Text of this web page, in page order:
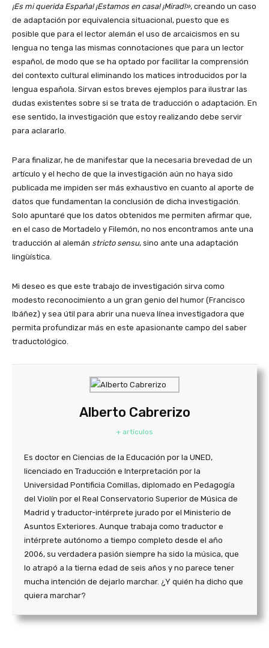
¡Es mi querida España! ¡Estamos en casa! ¡Mirad!», creando un caso
de adaptación por equivalencia situacional, puesto que es
posible que para el lector alemán el uso de arcaicismos en su
lengua no tenga las mismas connotaciones que para un lector
español, de modo que se ha optado por facilitar la comprensión
del contexto cultural eliminando los matices introducidos por la
lengua española. Sirvan estos breves ejemplos para ilustrar las
dudas existentes sobre si se trata de traducción o adaptación. En
ese sentido, la investigación que estoy realizando debe servir
para aclararlo.
Para finalizar, he de manifestar que la necesaria brevedad de un
artículo y el hecho de que la investigación aún no haya sido
publicada me impiden ser más exhaustivo en cuanto al aporte de
datos que fundamentan la conclusión de dicha investigación.
Solo apuntaré que los datos obtenidos me permiten afirmar que,
en el caso de Mortadelo y Filemón, no nos encontramos ante una
traducción al alemán stricto sensu, sino ante una adaptación
lingüística.
Mi deseo es que este trabajo de investigación sirva como
modesto reconocimiento a un gran genio del humor (Francisco
Ibáñez) y sea útil para abrir una nueva línea investigadora que
permita profundizar más en este apasionante campo del saber
traductológico.
Alberto Cabrerizo
+ artículos
Es doctor en Ciencias de la Educación por la UNED,
licenciado en Traducción e Interpretación por la
Universidad Pontificia Comillas, diplomado en Pedagogía
del Violín por el Real Conservatorio Superior de Música de
Madrid y traductor-intérprete jurado por el Ministerio de
Asuntos Exteriores. Aunque trabaja como traductor e
intérprete autónomo a tiempo completo desde el año
2006, su verdadera pasión siempre ha sido la música, que
lo atrapó a la tierna edad de seis años y no parece tener
mucha intención de dejarlo marchar. ¿Y quién ha dicho que
quiera marchar?